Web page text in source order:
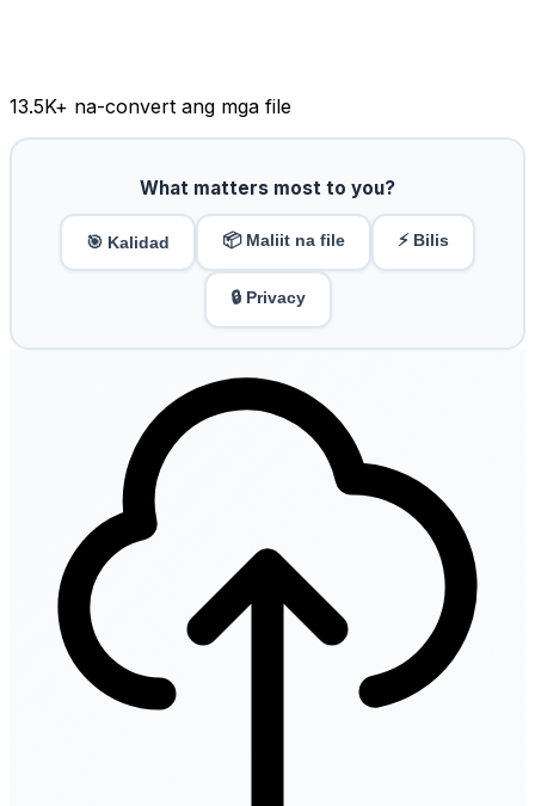
13.5K+ na-convert ang mga file
What matters most to you?
🎯 Kalidad 📦 Maliit na file ⚡ Bilis
🔒 Privacy